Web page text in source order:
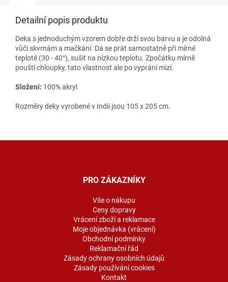
Detailní popis produktu
Deka s jednoduchým vzorem dobře drží svou barvu a je odolná
vůči skvrnám a mačkání. Dá se prát samostatně při mírné
teplotě (30 - 40°), sušit na nízkou teplotu. Zpočátku mírně
pouští chloupky, tato vlastnost ale po vyprání mizí.
Složení: 100% akryl
Rozměry deky vyrobené v Indii jsou 105 x 205 cm.
PRO ZÁKAZNÍKY
Vše o nákupu
Ceny dopravy
Vrácení zboží a reklamace
Moje objednávka (vrácení)
Obchodní podmínky
Reklamační řád
Zásady ochrany osobních údajů
Zásady používání cookies
Kontakt